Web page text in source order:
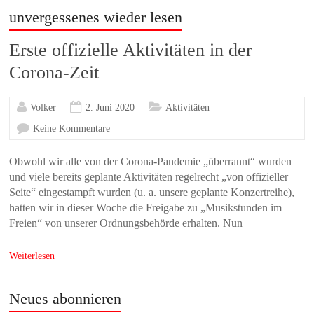
unvergessenes wieder lesen
Erste offizielle Aktivitäten in der
Corona-Zeit
Volker 2. Juni 2020
Aktivitäten
Keine Kommentare
Obwohl wir alle von der Corona-Pandemie „überrannt“ wurden
und viele bereits geplante Aktivitäten regelrecht „von offizieller
Seite“ eingestampft wurden (u. a. unsere geplante Konzertreihe),
hatten wir in dieser Woche die Freigabe zu „Musikstunden im
Freien“ von unserer Ordnungsbehörde erhalten. Nun
Weiterlesen
Neues abonnieren